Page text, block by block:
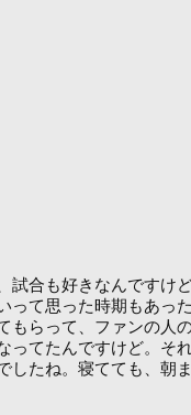
試合も好きなんですけ
って思った時期もあっ
もらって、ファンの人
ってたんですけど。そ
したね。寝てても、朝